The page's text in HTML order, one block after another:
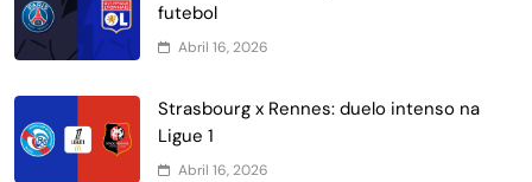
futebol
Abril 16, 2026
Strasbourg x Rennes: duelo intenso na
Ligue 1
Abril 16, 2026